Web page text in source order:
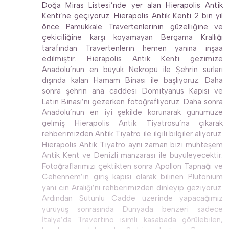
Doğa Miras Listesi’nde yer alan Hierapolis Antik
Kenti’ne geçiyoruz. Hierapolis Antik Kenti 2 bin yıl
önce Pamukkale Travertenlerinin güzelliğine ve
çekiciliğine karşı koyamayan Bergama Krallığı
tarafından Travertenlerin hemen yanına inşaa
edilmiştir. Hierapolis Antik Kenti gezimize
Anadolu’nun en büyük Nekropü ile Şehrin surları
dışında kalan Hamam Binası ile başlıyoruz. Daha
sonra şehrin ana caddesi Domityanus Kapısı ve
Latin Binası’nı gezerken fotoğraflıyoruz. Daha sonra
Anadolu’nun en iyi şekilde korunarak günümüze
gelmiş Hierapolis Antik Tiyatrosu’na çıkarak
rehberimizden Antik Tiyatro ile ilgili bilgiler alıyoruz.
Hierapolis Antik Tiyatro aynı zaman bizi muhteşem
Antik Kent ve Denizli manzarası ile büyüleyecektir.
Fotoğraflarımızı çektikten sonra Apollon Tapnağı ve
Cehennem’in giriş kapısı olarak bilinen Plutonium
yani cin Aralığı’nı rehberimizden dinleyip geziyoruz.
Ardından Sütunlu Cadde üzerinde yapacağımız
yürüyüş sonrasında Dünyada benzeri sadece
İtalya’da Travertino isimli kasabada görülebilen,